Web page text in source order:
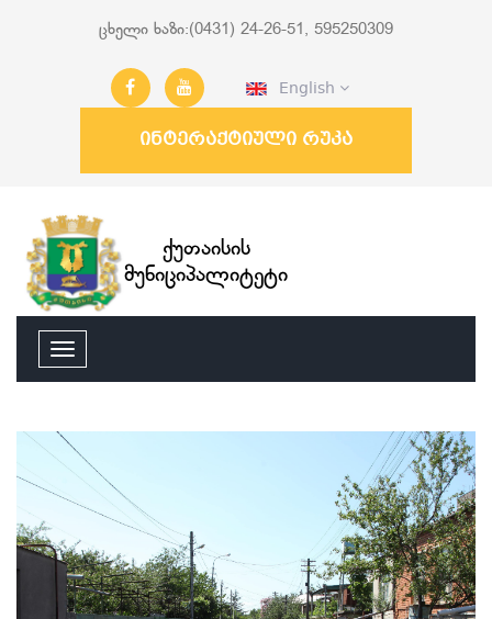
ცხელი ხაზი:(0431) 24-26-51, 595250309
English
ინტერაქტიული რუკა
ქუთაისის
მუნიციპალიტეტი